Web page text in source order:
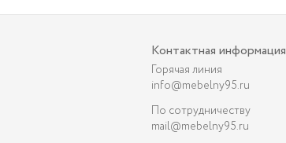
Контактная информация
Горячая линия
info@mebelny95.ru
По сотрудничеству
mail@mebelny95.ru